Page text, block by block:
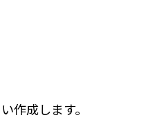
作成します。